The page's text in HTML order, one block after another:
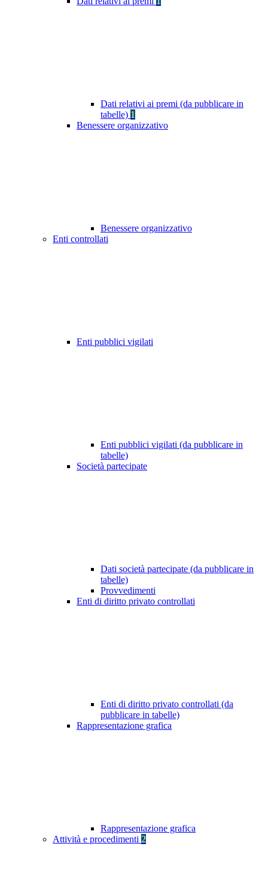
Dati relativi ai premi (da pubblicare in
tabelle) 1
Benessere organizzativo
Benessere organizzativo
Enti controllati
Enti pubblici vigilati
Enti pubblici vigilati (da pubblicare in
tabelle)
Società partecipate
Dati società partecipate (da pubblicare in
tabelle)
Provvedimenti
Enti di diritto privato controllati
Enti di diritto privato controllati (da
pubblicare in tabelle)
Rappresentazione grafica
Rappresentazione grafica
Attività e procedimenti 2